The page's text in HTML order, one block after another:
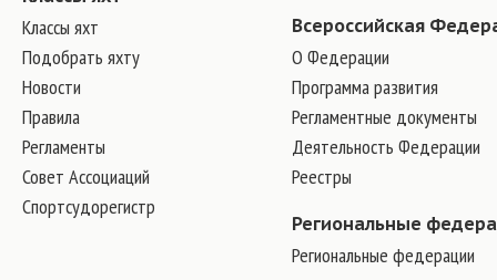
Классы яхт
Подобрать яхту
Новости
Правила
Регламенты
Совет Ассоциаций
Спортсудорегистр
Всероссийская
О Федерации
Программа развития
Регламентные документы
Деятельность Федерации
Реестры
Региональные
Региональные федерации